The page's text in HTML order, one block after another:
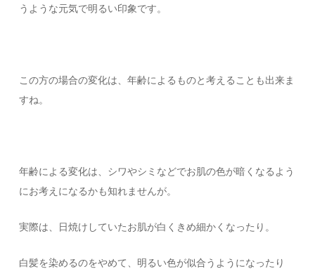
うような元気で明るい印象です。
この方の場合の変化は、年齢によるものと考えることも出来ま
すね。
年齢による変化は、シワやシミなどでお肌の色が暗くなるよう
にお考えになるかも知れませんが。
実際は、日焼けしていたお肌が白くきめ細かくなったり。
白髪を染めるのをやめて、明るい色が似合うようになったり